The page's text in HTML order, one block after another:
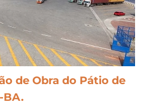
de Obra do Pátio de
BA.